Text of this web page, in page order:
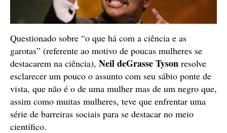
Questionado sobre “o que há com a ciência e as
garotas” (referente ao motivo de poucas mulheres se
destacarem na ciência), Neil deGrasse Tyson resolve
esclarecer um pouco o assunto com seu sábio ponte de
vista, que não é o de uma mulher mas de um negro que,
assim como muitas mulheres, teve que enfrentar uma
série de barreiras sociais para se destacar no meio
científico.